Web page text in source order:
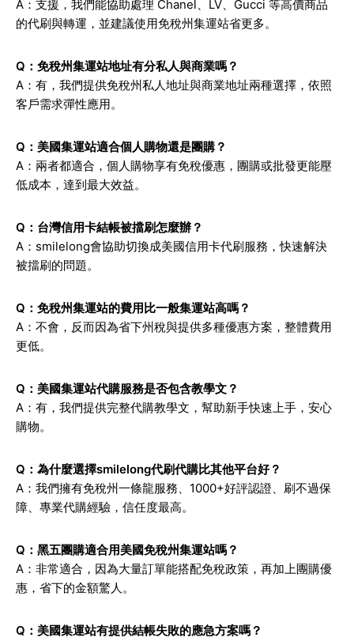
A：支援，我們能協助處理 Chanel、LV、Gucci 等高價商品
的代刷與轉運，並建議使用免稅州集運站省更多。
Q：免稅州集運站地址有分私人與商業嗎？
A：有，我們提供免稅州私人地址與商業地址兩種選擇，依照
客戶需求彈性應用。
Q：美國集運站適合個人購物還是團購？
A：兩者都適合，個人購物享有免稅優惠，團購或批發更能壓
低成本，達到最大效益。
Q：台灣信用卡結帳被擋刷怎麼辦？
A：smilelong會協助切換成美國信用卡代刷服務，快速解決
被擋刷的問題。
Q：免稅州集運站的費用比一般集運站高嗎？
A：不會，反而因為省下州稅與提供多種優惠方案，整體費用
更低。
Q：美國集運站代購服務是否包含教學文？
A：有，我們提供完整代購教學文，幫助新手快速上手，安心
購物。
Q：為什麼選擇smilelong代刷代購比其他平台好？
A：我們擁有免稅州一條龍服務、1000+好評認證、刷不過保
障、專業代購經驗，信任度最高。
Q：黑五團購適合用美國免稅州集運站嗎？
A：非常適合，因為大量訂單能搭配免稅政策，再加上團購優
惠，省下的金額驚人。
Q：美國集運站有提供結帳失敗的應急方案嗎？